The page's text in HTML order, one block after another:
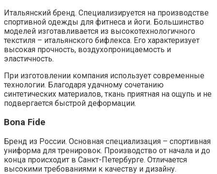
Итальянский бренд. Специализируется на производстве
спортивной одежды для фитнеса и йоги. Большинство
моделей изготавливается из высокотехнологичного
текстиля – итальянского бифлекса. Его характеризует
высокая прочность, воздухопроницаемость и
эластичность.
При изготовлении компания использует современные
технологии. Благодаря удачному сочетанию
синтетических материалов, ткань приятная на ощупь и не
подвергается быстрой деформации.
Bona Fide
Бренд из России. Основная специализация – спортивная
униформа для тренировок. Производство от начала и до
конца происходит в Санкт-Петербурге. Отличается
высокими требованиями к качеству и дизайну.